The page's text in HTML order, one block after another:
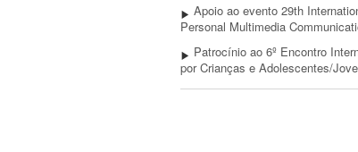
Apoio ao evento 29th
Personal Multimedia
Patrocínio ao 6º Encontro
por Crianças e Adolescentes/